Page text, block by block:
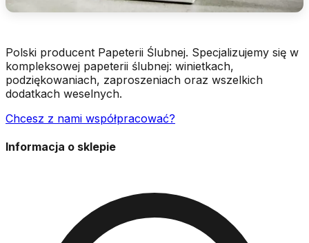
Polski producent Papeterii Ślubnej. Specjalizujemy się w
kompleksowej papeterii ślubnej: winietkach,
podziękowaniach, zaproszeniach oraz wszelkich
dodatkach weselnych.
Chcesz z nami współpracować?
Informacja o sklepie